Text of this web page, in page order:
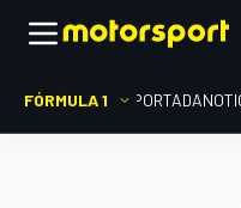
FÓRMULA 1 PORTADA